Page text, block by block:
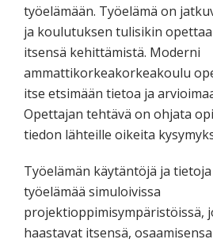
työelämään. Työelämä on
ja koulutuksen tulisikin
itsensä kehittämistä. Moderni
ammattikorkeakorkeakoulu
itse etsimään tietoa ja
Opettajan tehtävä on ohjata
tiedon lähteille oikeita
Työelämän käytäntöjä ja
työelämää simuloivissa
projektioppimisympäristöissä,
haastavat itsensä,